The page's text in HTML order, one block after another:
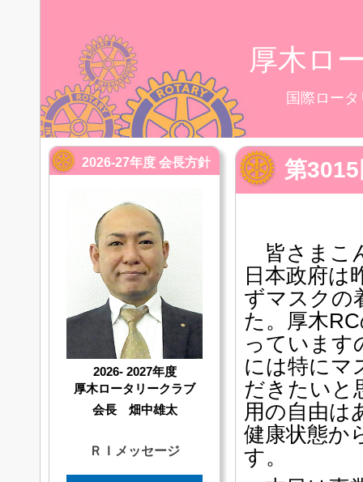
厚木ロ
国際ロー
第
皆さまこ
日本政府は
ずマスクの
た。厚木
っています
には特にマ
だきたいと
用の自由は
健康状態か
す。
2026-27年度 会長方針
2026- 2027年度
厚木ロータリークラブ
会長 畑中雄太
ＲＩメッセージ